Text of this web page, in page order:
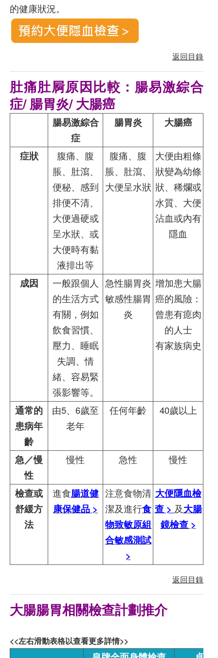
的健康狀況。
返回目錄
肚痛肚屙原因比較：腸易激綜合
症/ 腸胃炎/ 大腸癌
腸易激綜合
症
腸胃炎 大腸癌
症狀
腹痛、腹
脹、肚瀉、
便秘、感到
排便不清、
大便過硬或
呈水狀、或
大便時有黏
液排出等
腹痛、腹
脹、肚瀉、
大便呈水狀
大便由粗條
狀變為幼條
狀、稀爛或
水質、大便
沾血或內有
隱血
成因
一般跟個人
的生活方式
有關，例如
飲食習慣、
壓力、睡眠
失調、情
緒、容易緊
張影響等。
急性腸胃炎
敏感性腸胃
炎
增加患大腸
癌的風險：
曾患有瘜肉
的人士
有家族病史
通常的
患病年
齡
由5、6歲至
老年
任何年齡 40歲以上
急／慢
性
慢性 急性 慢性
檢查或
舒緩方
法
進食腸道健
康保健品 >
注意食物清
潔及進行食
物致敏原組
合敏感測試
>
大便隱血檢
查 > 及大腸
鏡檢查 >
返回目錄
大腸腸胃相關檢查計劃推介
<<左右滑動表格以查看更多詳情>>